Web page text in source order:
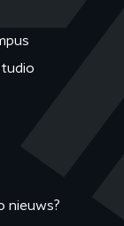
nieuws?